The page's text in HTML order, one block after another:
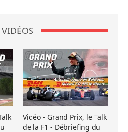
VIDÉOS
Vidéo - Grand Prix, le Talk
de la F1 - Débriefing du